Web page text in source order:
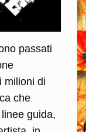
passati
milioni di
che
guida,